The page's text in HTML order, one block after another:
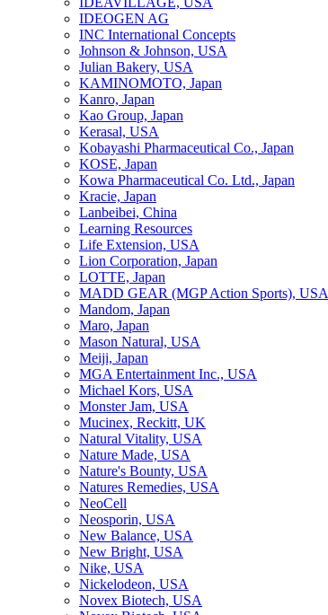
IDEOGEN AG
INC International Concepts
Johnson & Johnson, USA
Julian Bakery, USA
KAMINOMOTO, Japan
Kanro, Japan
Kao Group, Japan
Kerasal, USA
Kobayashi Pharmaceutical Co., Japan
KOSE, Japan
Kowa Pharmaceutical Co. Ltd., Japan
Kracie, Japan
Lanbeibei, China
Learning Resources
Life Extension, USA
Lion Corporation, Japan
LOTTE, Japan
MADD GEAR (MGP Action Sports), USA
Mandom, Japan
Maro, Japan
Mason Natural, USA
Meiji, Japan
MGA Entertainment Inc., USA
Michael Kors, USA
Monster Jam, USA
Mucinex, Reckitt, UK
Natural Vitality, USA
Nature Made, USA
Nature's Bounty, USA
Natures Remedies, USA
NeoCell
Neosporin, USA
New Balance, USA
New Bright, USA
Nike, USA
Niсkelodeon, USA
Novex Biotech, USA